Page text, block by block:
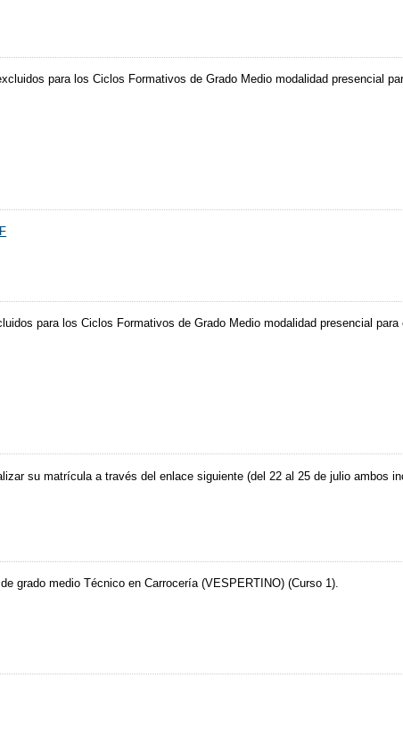
para los Ciclos Formativos de Grado Medio modalidad presencial
para los Ciclos Formativos de Grado Medio modalidad presencial para
su matrícula a través del enlace siguiente (del 22 al 25 de julio ambos
grado medio Técnico en Carrocería (VESPERTINO) (Curso 1).